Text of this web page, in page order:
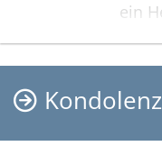
ein
und
Trost